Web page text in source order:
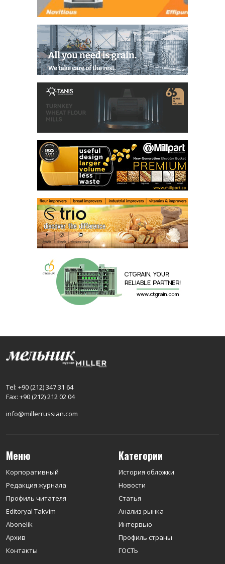
Tel: +90 (212) 347 31 64
Fax: +90 (212) 212 02 04
info@millerrussian.com
Меню
Корпоративный
Редакция журнала
Профиль читателя
Editoryal Takvim
Abonelik
Архив
Контакты
Категории
История обложки
Новости
Статья
Анализ рынка
Интервью
Профиль страны
ГОСТЬ